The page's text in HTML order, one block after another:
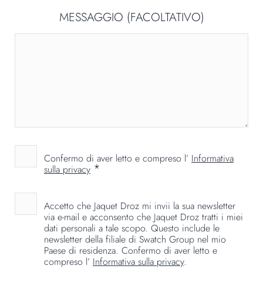
MESSAGGIO (FACOLTATIVO)
Confermo di aver letto e compreso l’ Informativa
sulla privacy *
Accetto che Jaquet Droz mi invii la sua newsletter
via e-mail e acconsento che Jaquet Droz tratti i miei
dati personali a tale scopo. Questo include le
newsletter della filiale di Swatch Group nel mio
Paese di residenza. Confermo di aver letto e
compreso l’ Informativa sulla privacy.